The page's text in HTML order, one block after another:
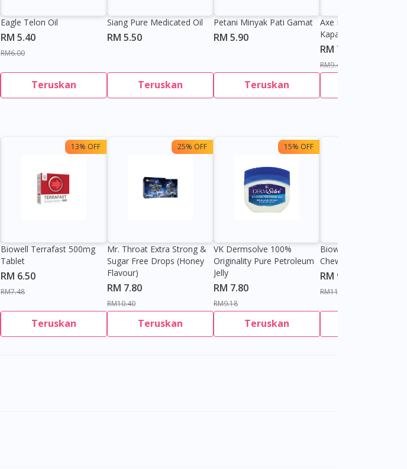
Eagle Telon Oil
RM 5.40
RM6.00
Teruskan
Siang Pure Medicated Oil
RM 5.50
Teruskan
Petani Minyak Pati Gamat
RM 5.90
Teruskan
Axe Minyak Panas Cap
Kapak
RM 7.30
RM9.40
13% OFF
Biowell Terrafast 500mg
Tablet
RM 6.50
RM7.48
Teruskan
25% OFF
Mr. Throat Extra Strong &
Sugar Free Drops (Honey
Flavour)
RM 7.80
RM10.40
Teruskan
15% OFF
VK Dermsolve 100%
Originality Pure Petroleum
Jelly
RM 7.80
RM9.18
Teruskan
Biowell Zeero 200mg
Chewable Tablet
RM 9.80
RM11.27